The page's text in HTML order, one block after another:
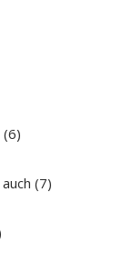
(6)
(7)